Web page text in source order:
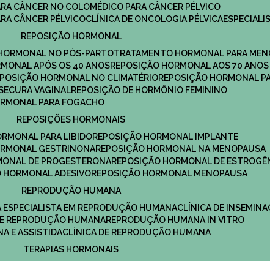
CÂNCER NO COLO
MÉDICO PARA CÂNCER PÉLVICO
CÂNCER PÉLVICO CLÍNICA DE ONCOLOGIA PÉLVICA
REPOSIÇÃO HORMONAL
HORMONAL NO PÓS-PARTO
TRATAMENTO HORMONAL PARA
APÓS OS 40 ANOS
REPOSIÇÃO HORMONAL AOS 70 ANOS
HORMONAL NO CLIMATÉRIO
REPOSIÇÃO HORMONAL
VAGINAL
REPOSIÇÃO DE HORMÔNIO FEMININO
PARA FOGACHO
REPOSIÇÕES HORMONAIS
PARA LIBIDO
REPOSIÇÃO HORMONAL IMPLANTE
GESTRINONA
REPOSIÇÃO HORMONAL NA MENOPAUSA
DE PROGESTERONA
REPOSIÇÃO HORMONAL DE
HORMONAL ADESIVO
REPOSIÇÃO HORMONAL MENOPAUSA
REPRODUÇÃO HUMANA
ESPECIALISTA EM REPRODUÇÃO HUMANA
CLÍNICA DE
REPRODUÇÃO HUMANA
REPRODUÇÃO HUMANA IN VITRO
E ASSISTIDA
CLÍNICA DE REPRODUÇÃO HUMANA
TERAPIAS HORMONAIS